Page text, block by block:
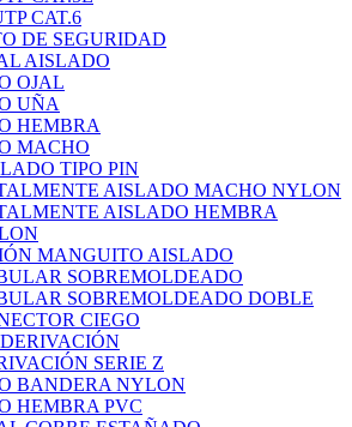
CAT.6
DE SEGURIDAD
AISLADO
OJAL
UÑA
HEMBRA
MACHO
TIPO PIN
AISLADO MACHO NYLON
AISLADO HEMBRA
MANGUITO AISLADO
SOBREMOLDEADO
SOBREMOLDEADO DOBLE
CIEGO
SERIE Z
BANDERA NYLON
HEMBRA PVC